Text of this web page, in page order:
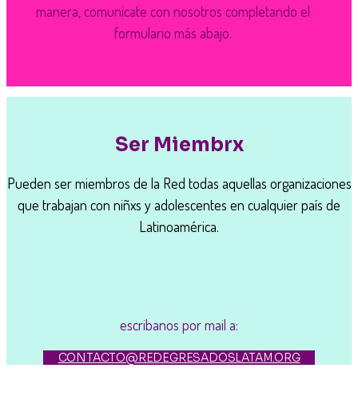
manera, comunicate con nosotros completando el
formulario más abajo.
Ser Miembrx
Pueden ser miembros de la Red todas aquellas organizaciones
que trabajan con niñxs y adolescentes en cualquier país de
Latinoamérica.
escribanos por mail a:
CONTACTO@REDEGRESADOSLATAM.ORG